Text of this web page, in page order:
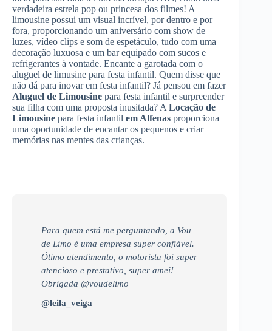
verdadeira estrela pop ou princesa dos filmes! A
limousine possui um visual incrível, por dentro e por
fora, proporcionando um aniversário com show de
luzes, vídeo clips e som de espetáculo, tudo com uma
decoração luxuosa e um bar equipado com sucos e
refrigerantes à vontade. Encante a garotada com o
aluguel de limusine para festa infantil. Quem disse que
não dá para inovar em festa infantil? Já pensou em fazer
Aluguel de Limousine para festa infantil e surpreender
sua filha com uma proposta inusitada? A Locação de
Limousine para festa infantil em Alfenas proporciona
uma oportunidade de encantar os pequenos e criar
memórias nas mentes das crianças.
Para quem está me perguntando, a Vou
de Limo é uma empresa super confiável.
Ótimo atendimento, o motorista foi super
atencioso e prestativo, super amei!
Obrigada @voudelimo
@leila_veiga